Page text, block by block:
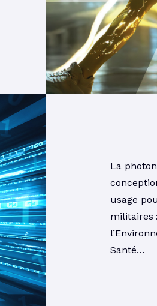
La
usage
militaires
Santé…